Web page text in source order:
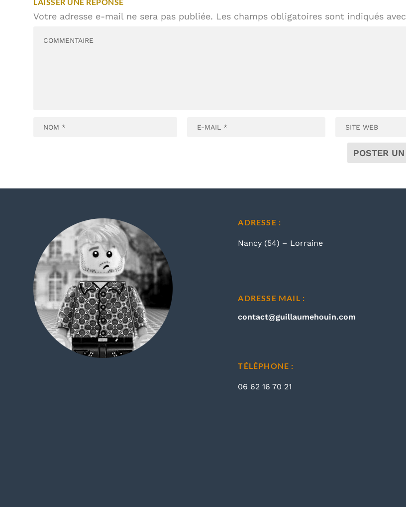
LAISSER UNE RÉPONSE
Votre adresse e-mail ne sera pas publiée. Les champs obligatoires sont indiqués avec
ADRESSE :
Nancy (54) – Lorraine
ADRESSE MAIL :
contact@guillaumehouin.com
TÉLÉPHONE :
06 62 16 70 21